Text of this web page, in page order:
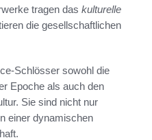
tragen das kulturelle
die gesellschaftlichen
Schlösser sowohl die
Epoche als auch den
Sie sind nicht nur
einer dynamischen